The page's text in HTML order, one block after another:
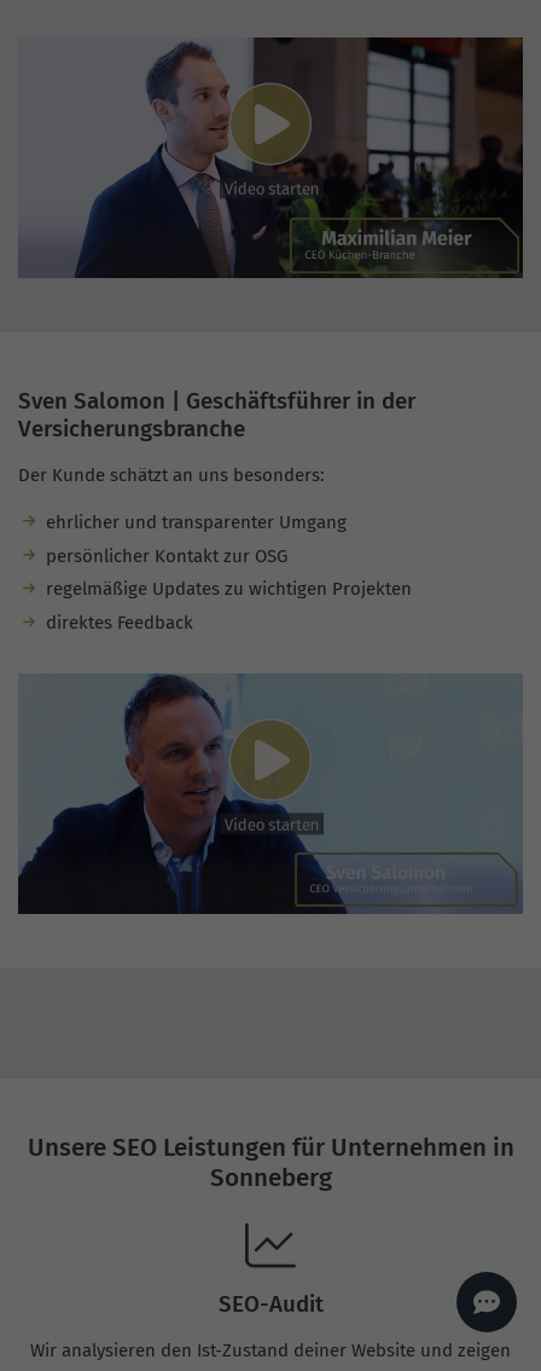
Sven Salomon | Geschäftsführer in der
Versicherungsbranche
Der Kunde schätzt an uns besonders:
ehrlicher und transparenter Umgang
persönlicher Kontakt zur OSG
regelmäßige Updates zu wichtigen Projekten
direktes Feedback
Unsere SEO Leistungen für Unternehmen in
Sonneberg
SEO-Audit
Wir analysieren den Ist-Zustand deiner Website und zeigen